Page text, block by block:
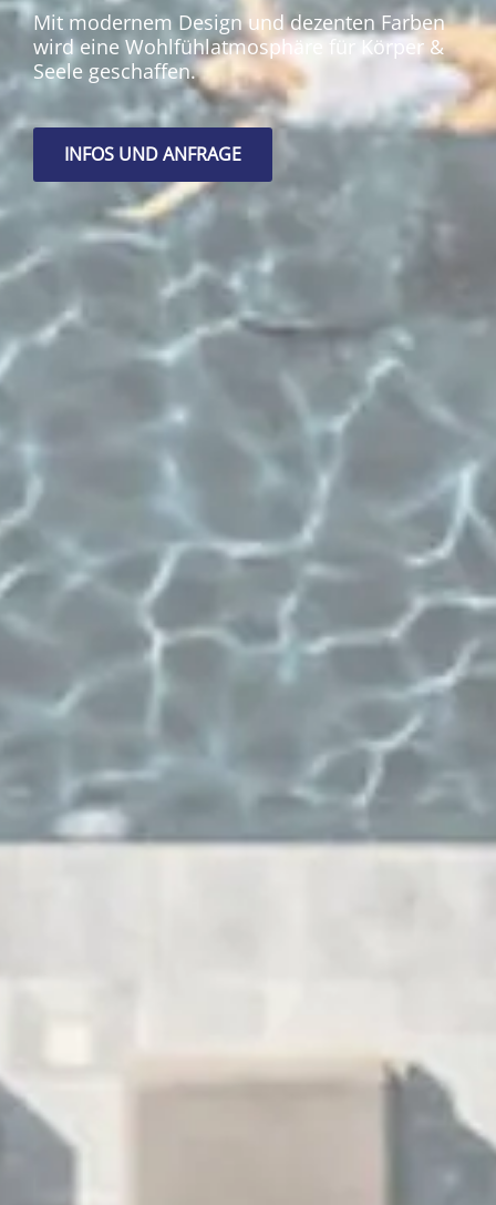
Mit modernem Design und dezenten Farben
wird eine Wohlfühlatmosphäre für Körper &
Seele geschaffen.
INFOS UND ANFRAGE